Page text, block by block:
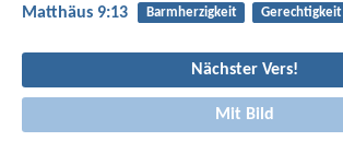
Matthäus 9:13 Barmherzigkeit Gerechtigkeit
Nächster Vers!
Mit Bild